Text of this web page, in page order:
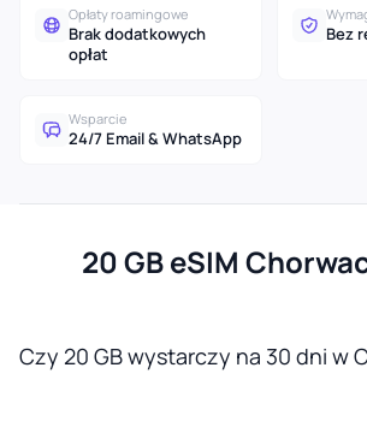
Opłaty roamingowe
Brak dodatkowych
opłat
Bez
Wsparcie
24/7 Email & WhatsApp
20 GB eSIM
Czy 20 GB wystarczy na 30 dni w